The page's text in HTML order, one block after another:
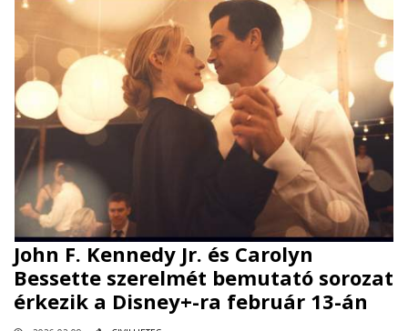
John F. Kennedy Jr. és Carolyn
Bessette szerelmét bemutató sorozat
érkezik a Disney+-ra február 13-án